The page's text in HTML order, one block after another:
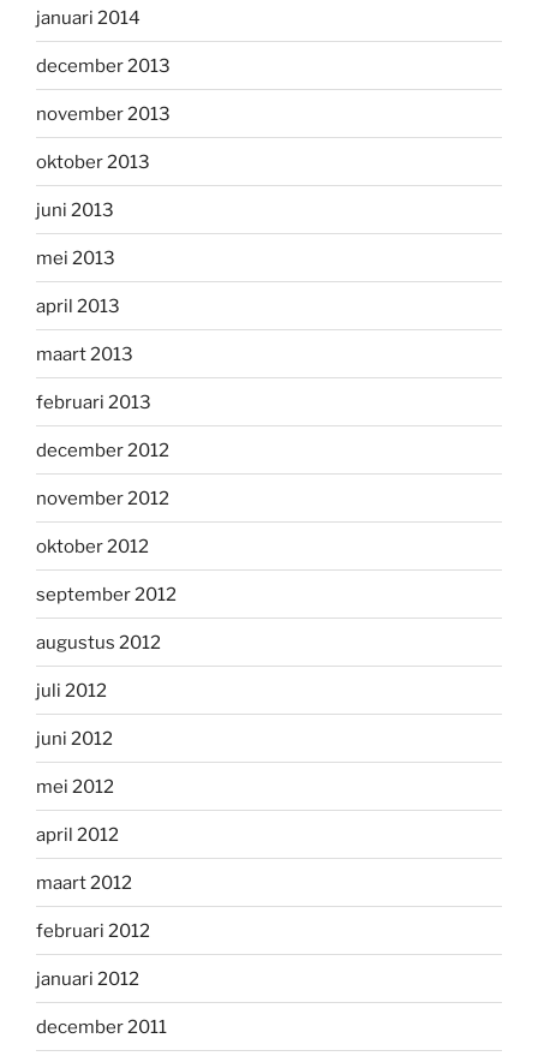
januari 2014
december 2013
november 2013
oktober 2013
juni 2013
mei 2013
april 2013
maart 2013
februari 2013
december 2012
november 2012
oktober 2012
september 2012
augustus 2012
juli 2012
juni 2012
mei 2012
april 2012
maart 2012
februari 2012
januari 2012
december 2011